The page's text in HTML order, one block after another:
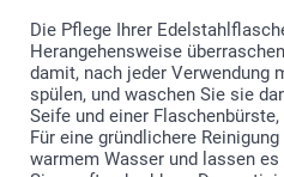
Die Pflege Ihrer
Herangehensweise
damit, nach jeder Verwendung
spülen, und waschen Sie sie
Seife und einer
Für eine gründlichere
warmem Wasser und lassen